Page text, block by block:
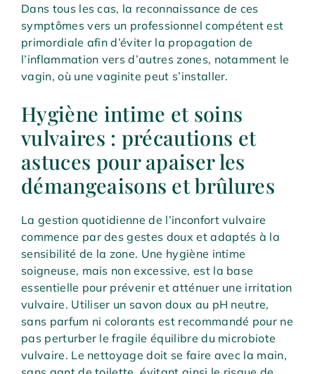
Dans tous les cas, la reconnaissance de ces
symptômes vers un professionnel compétent est
primordiale afin d’éviter la propagation de
l’inflammation vers d’autres zones, notamment le
vagin, où une vaginite peut s’installer.
Hygiène intime et soins
vulvaires : précautions et
astuces pour apaiser les
démangeaisons et brûlures
La gestion quotidienne de l’inconfort vulvaire
commence par des gestes doux et adaptés à la
sensibilité de la zone. Une hygiène intime
soigneuse, mais non excessive, est la base
essentielle pour prévenir et atténuer une irritation
vulvaire. Utiliser un savon doux au pH neutre,
sans parfum ni colorants est recommandé pour ne
pas perturber le fragile équilibre du microbiote
vulvaire. Le nettoyage doit se faire avec la main,